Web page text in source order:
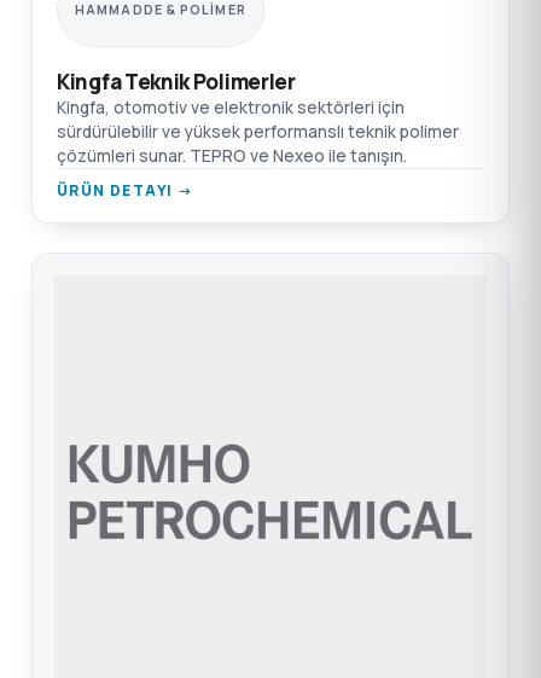
HAMMADDE & POLIMER
Kingfa Teknik Polimerler
Kingfa, otomotiv ve elektronik sektörleri için
sürdürülebilir ve yüksek performanslı teknik polimer
çözümleri sunar. TEPRO ve Nexeo ile tanışın.
ÜRÜN DETAYI →